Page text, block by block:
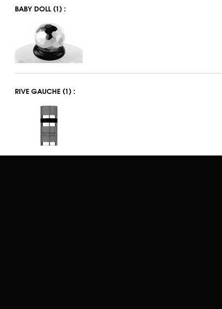
BABY DOLL (1) :
RIVE GAUCHE (1) :